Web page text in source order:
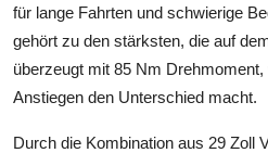
für lange Fahrten und schwierige
gehört zu den stärksten, die auf
überzeugt mit 85 Nm
Anstiegen den Unterschied macht.
Durch die Kombination aus 29 Zoll